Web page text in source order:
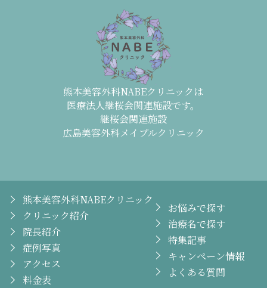
熊本美容外科NABEクリニックは
医療法人継桜会関連施設です。
継桜会関連施設
広島美容外科メイプルクリニック
熊本美容外科NABEクリニック
クリニック紹介
院長紹介
症例写真
アクセス
料金表
お悩みで探す
治療名で探す
特集記事
キャンペーン情報
よくある質問